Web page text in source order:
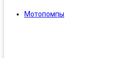
Мотопомпы